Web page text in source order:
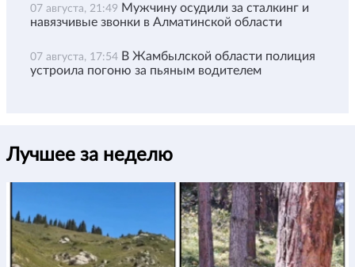
07 августа, 21:49 Мужчину осудили за сталкинг и
навязчивые звонки в Алматинской области
07 августа, 17:54 В Жамбылской области полиция
устроила погоню за пьяным водителем
Лучшее за неделю